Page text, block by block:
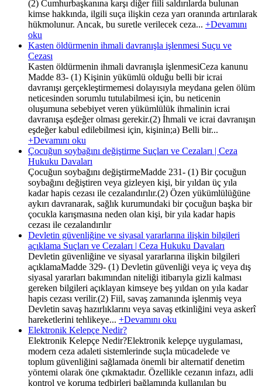
(2) Cumhurbaşkanına karşı diğer fiili saldırılarda bulunan
kimse hakkında, ilgili suça ilişkin ceza yarı oranında artırılarak
hükmolunur. Ancak, bu suretle verilecek ceza... +Devamını
oku
Kasten öldürmenin ihmali davranışla işlenmesi Suçu ve
Cezası
Kasten öldürmenin ihmali davranışla işlenmesiCeza kanunu
Madde 83- (1) Kişinin yükümlü olduğu belli bir icrai
davranışı gerçekleştirmemesi dolayısıyla meydana gelen ölüm
neticesinden sorumlu tutulabilmesi için, bu neticenin
oluşumuna sebebiyet veren yükümlülük ihmalinin icrai
davranışa eşdeğer olması gerekir.(2) İhmali ve icrai davranışın
eşdeğer kabul edilebilmesi için, kişinin;a) Belli bir...
+Devamını oku
Çocuğun soybağını değiştirme Suçları ve Cezaları | Ceza
Hukuku Davaları
Çocuğun soybağını değiştirmeMadde 231- (1) Bir çocuğun
soybağını değiştiren veya gizleyen kişi, bir yıldan üç yıla
kadar hapis cezası ile cezalandırılır.(2) Özen yükümlülüğüne
aykırı davranarak, sağlık kurumundaki bir çocuğun başka bir
çocukla karışmasına neden olan kişi, bir yıla kadar hapis
cezası ile cezalandırılır
Devletin güvenliğine ve siyasal yararlarına ilişkin bilgileri
açıklama Suçları ve Cezaları | Ceza Hukuku Davaları
Devletin güvenliğine ve siyasal yararlarına ilişkin bilgileri
açıklamaMadde 329- (1) Devletin güvenliği veya iç veya dış
siyasal yararları bakımından niteliği itibarıyla gizli kalması
gereken bilgileri açıklayan kimseye beş yıldan on yıla kadar
hapis cezası verilir.(2) Fiil, savaş zamanında işlenmiş veya
Devletin savaş hazırlıklarını veya savaş etkinliğini veya askerî
hareketlerini tehlikeye... +Devamını oku
Elektronik Kelepçe Nedir?
Elektronik Kelepçe Nedir?Elektronik kelepçe uygulaması,
modern ceza adaleti sistemlerinde suçla mücadelede ve
toplum güvenliğini sağlamada önemli bir alternatif denetim
yöntemi olarak öne çıkmaktadır. Özellikle cezanın infazı, adli
kontrol ve koruma tedbirleri bağlamında kullanılan bu